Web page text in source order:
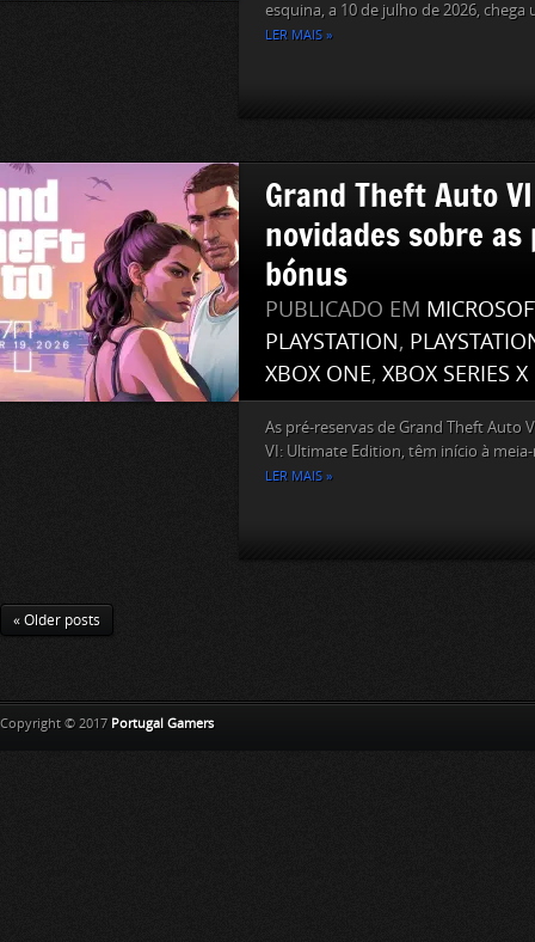
esquina, a 10 de julho de 2026, chega
LER MAIS »
Grand Theft Auto
novidades sobre
bónus
PUBLICADO EM
PLAYSTATION,
XBOX ONE, XBOX SERIES X
As pré-reservas de Grand Theft Auto
VI: Ultimate Edition, têm início à
LER MAIS »
« Older posts
Copyright © 2017 Portugal Gamers